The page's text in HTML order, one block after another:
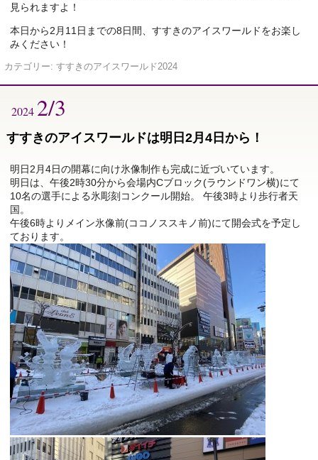
見られますよ！
本日から2月11日までの8日間、すすきのアイスワールドをお楽し
みください！
カテゴリー: すすきのアイスワールド2024
2024 2/3
すすきのアイスワールドは明日2月4日から！
明日2月4日の開幕に向け氷像制作も完成に近づいています。
明日は、午後2時30分から会場内Cブロック(ラウンドワン横)にて
10名の選手による氷彫刻コンクール開始。 午後3時より歩行者天
国。
午後6時よりメイン氷像前(ココノススキノ前)にて開会式を予定し
ております。